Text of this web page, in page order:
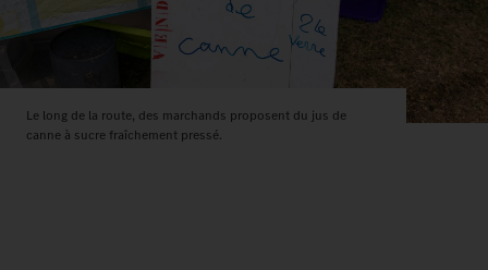
Le long de la route, des marchands proposent du jus de
canne à sucre fraîchement pressé.